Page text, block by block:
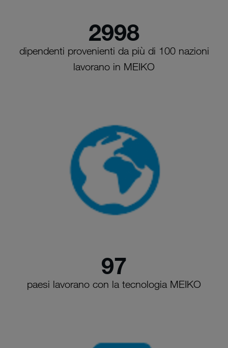
2998
dipendenti provenienti da più di 100 nazioni
lavorano in MEIKO
97
paesi lavorano con la tecnologia MEIKO